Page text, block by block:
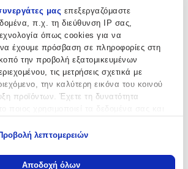
μας επεξεργαζόμαστε
π.χ. τη διεύθυνση IP σας,
όπως cookies για να
έχουμε πρόσβαση σε πληροφορίες στη
την προβολή εξατομικευμένων
τις μετρήσεις σχετικά με
την καλύτερη εικόνα του κοινού
προϊόντων. Έχετε τη δυνατότητα
πληροφορίες σχετικά με τη γεωγραφική
λεπτομερειών
Αποδοχή όλων
άλλες αξιολογήσεις. Όταν
εδώ.
η βαθμολογία
αποκλειστικά σε κριτικές χρηστών
αγορά μέσω SHOPFLIX ή έχουν
τους.
μας για νέα & προσφορές!